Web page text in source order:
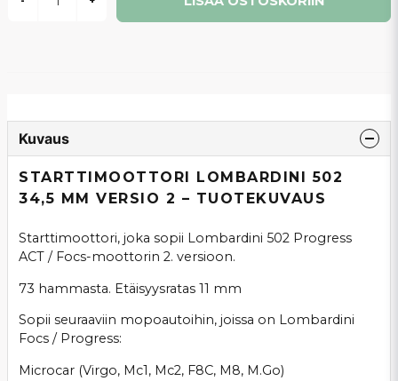
Kuvaus
STARTTIMOOTTORI LOMBARDINI 502
34,5 MM VERSIO 2 – TUOTEKUVAUS
Starttimoottori, joka sopii Lombardini 502 Progress
ACT / Focs-moottorin 2. versioon.
73 hammasta. Etäisyysratas 11 mm
Sopii seuraaviin mopoautoihin, joissa on Lombardini
Focs / Progress:
Microcar (Virgo, Mc1, Mc2, F8C, M8, M.Go)